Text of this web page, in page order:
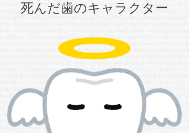
死んだ歯のキャラクター